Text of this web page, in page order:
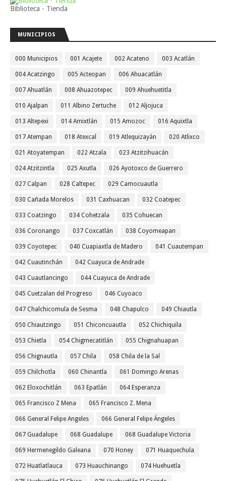
Biblioteca - Tienda
MUNICIPIOS
000 Municipios 001 Acajete 002 Acateno 003 Acatlán
004 Acatzingo 005 Acteopan 006 Ahuacatlán
007 Ahuatlán 008 Ahuazotepec 009 Ahuehuetitla
010 Ajalpan 011 Albino Zertuche 012 Aljojuca
013 Altepexi 014 Amixtlán 015 Amozoc 016 Aquixtla
017 Atempan 018 Atexcal 019 Atlequizayán 020 Atlixco
021 Atoyatempan 022 Atzala 023 Atzitzihuacán
024 Atzitzintla 025 Axutla 026 Ayotoxco de Guerrero
027 Calpan 028 Caltepec 029 Camocuautla
030 Cañada Morelos 031 Caxhuacan 032 Coatepec
033 Coatzingo 034 Cohetzala 035 Cohuecan
036 Coronango 037 Coxcatlán 038 Coyomeapan
039 Coyotepec 040 Cuapiaxtla de Madero 041 Cuautempan
042 Cuautinchán 042 Cuayuca de Andrade
043 Cuautlancingo 044 Cuayuca de Andrade
045 Cuetzalan del Progreso 046 Cuyoaco
047 Chalchicomula de Sesma 048 Chapulco 049 Chiautla
050 Chiautzingo 051 Chiconcuautla 052 Chichiquila
053 Chietla 054 Chigmecatitlán 055 Chignahuapan
056 Chignautla 057 Chila 058 Chila de la Sal
059 Chilchotla 060 Chinantla 061 Domingo Arenas
062 Eloxochitlán 063 Epatlán 064 Esperanza
065 Francisco Z Mena 065 Francisco Z. Mena
066 General Felipe Angeles 066 General Felipe Ángeles
067 Guadalupe 068 Guadalupe 068 Guadalupe Victoria
069 Hermenegildo Galeana 070 Honey 071 Huaquechula
072 Huatlatlauca 073 Huauchinango 074 Huehuetla